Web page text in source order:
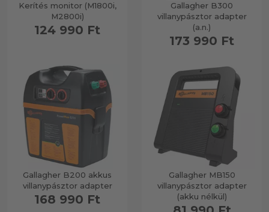
Kerítés monitor (M1800i,
M2800i)
124 990 Ft
Gallagher B300
villanypásztor adapter
(a.n.)
173 990 Ft
Gallagher B200 akkus
villanypásztor adapter
168 990 Ft
Gallagher MB150
villanypásztor adapter
(akku nélkül)